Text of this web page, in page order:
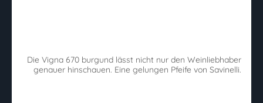
Die Vigna 670 burgund lässt nicht nur den Weinliebhaber
genauer hinschauen. Eine gelungen Pfeife von Savinelli.